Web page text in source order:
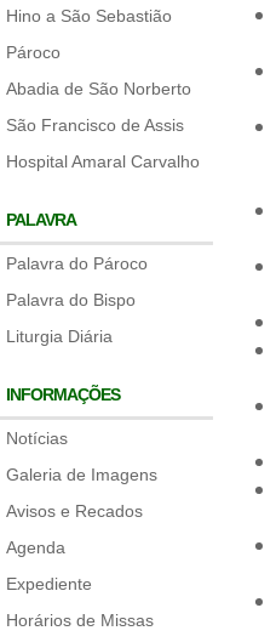
Hino a São Sebastião
Pároco
Abadia de São Norberto
São Francisco de Assis
Hospital Amaral Carvalho
PALAVRA
Palavra do Pároco
Palavra do Bispo
Liturgia Diária
INFORMAÇÕES
Notícias
Galeria de Imagens
Avisos e Recados
Agenda
Expediente
Horários de Missas